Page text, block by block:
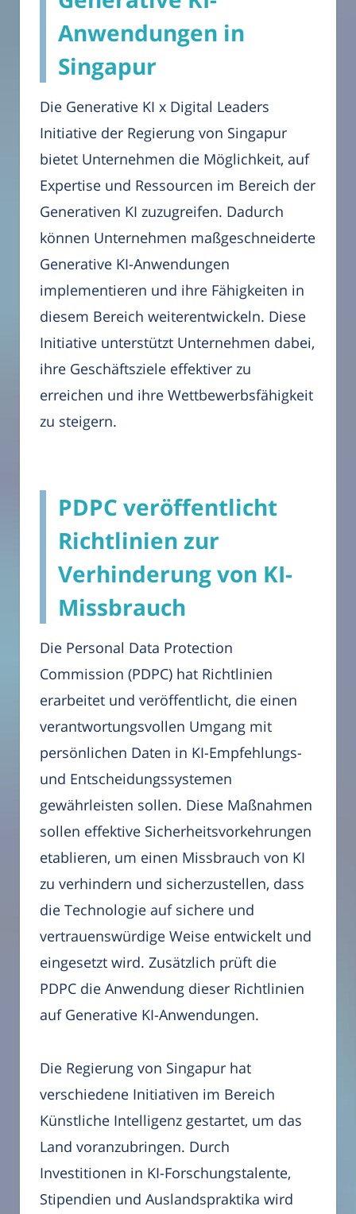
Anwendungen in
Singapur
Die Generative KI x Digital Leaders
Initiative der Regierung von Singapur
bietet Unternehmen die Möglichkeit, auf
Expertise und Ressourcen im Bereich der
Generativen KI zuzugreifen. Dadurch
können Unternehmen maßgeschneiderte
Generative KI-Anwendungen
implementieren und ihre Fähigkeiten in
diesem Bereich weiterentwickeln. Diese
Initiative unterstützt Unternehmen dabei,
ihre Geschäftsziele effektiver zu
erreichen und ihre Wettbewerbsfähigkeit
zu steigern.
PDPC veröffentlicht
Richtlinien zur
Verhinderung von KI-
Missbrauch
Die Personal Data Protection
Commission (PDPC) hat Richtlinien
erarbeitet und veröffentlicht, die einen
verantwortungsvollen Umgang mit
persönlichen Daten in KI-Empfehlungs-
und Entscheidungssystemen
gewährleisten sollen. Diese Maßnahmen
sollen effektive Sicherheitsvorkehrungen
etablieren, um einen Missbrauch von KI
zu verhindern und sicherzustellen, dass
die Technologie auf sichere und
vertrauenswürdige Weise entwickelt und
eingesetzt wird. Zusätzlich prüft die
PDPC die Anwendung dieser Richtlinien
auf Generative KI-Anwendungen.
Die Regierung von Singapur hat
verschiedene Initiativen im Bereich
Künstliche Intelligenz gestartet, um das
Land voranzubringen. Durch
Investitionen in KI-Forschungstalente,
Stipendien und Auslandspraktika wird